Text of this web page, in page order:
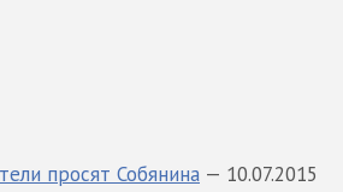
просят Собянина — 10.07.2015